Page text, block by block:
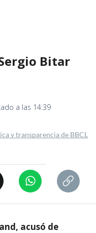
Bitar
a las 14:39
y transparencia de BBCL
acusó de